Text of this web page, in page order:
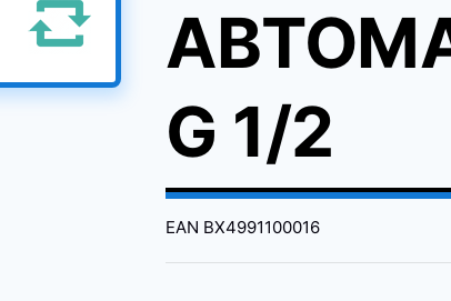
G 1/2
EAN BX4991100016